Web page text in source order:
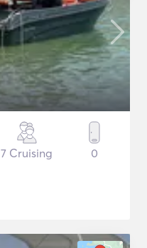
7 Cruising 0